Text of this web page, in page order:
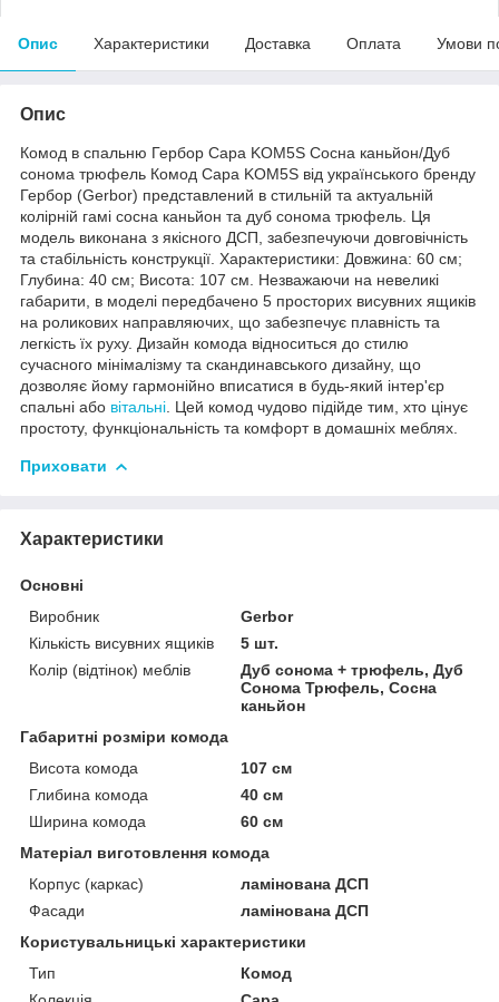
Опис Характеристики Доставка Оплата Умови
Опис
Комод в спальню Гербор Сара KOM5S Сосна каньйон/Дуб
сонома трюфель Комод Сара KOM5S від українського бренду
Гербор (Gerbor) представлений в стильній та актуальній
колірній гамі сосна каньйон та дуб сонома трюфель. Ця
модель виконана з якісного ДСП, забезпечуючи довговічність
та стабільність конструкції. Характеристики: Довжина: 60 см;
Глубина: 40 см; Висота: 107 см. Незважаючи на невеликі
габарити, в моделі передбачено 5 просторих висувних ящиків
на роликових направляючих, що забезпечує плавність та
легкість їх руху. Дизайн комода відноситься до стилю
сучасного мінімалізму та скандинавського дизайну, що
дозволяє йому гармонійно вписатися в будь-який інтер'єр
спальні або вітальні . Цей комод чудово підійде тим, хто цінує
простоту, функціональність та комфорт в домашніх меблях.
Приховати
Характеристики
Основні
Виробник
Gerbor
Кількість висувних ящиків
5 шт.
Колір (відтінок) меблів
Дуб сонома + трюфель, Дуб
Сонома Трюфель, Сосна
каньйон
Габаритні розміри комода
Висота комода
107 см
Глибина комода
40 см
Ширина комода
60 см
Матеріал виготовлення комода
Корпус (каркас)
ламінована ДСП
Фасади
ламінована ДСП
Користувальницькі характеристики
Тип
Комод